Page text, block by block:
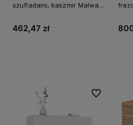
szufladami, kaszmir Malwa
462,47 zł
Do ulubionych